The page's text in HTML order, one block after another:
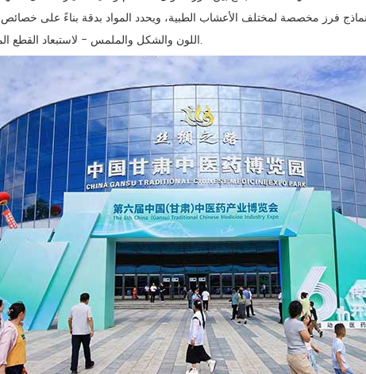
نماذج فرز مخصصة لمختلف الأعشاب الطبية، ويحدد المواد بدقة بناءً على
اللون والشكل والملمس - لاستبعاد القطع المعيبة والشوائب بدقة متناهية.